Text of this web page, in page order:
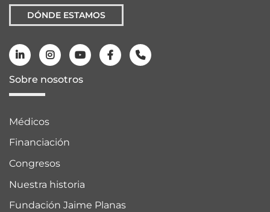
DÓNDE ESTAMOS
Sobre nosotros
Médicos
Financiación
Congresos
Nuestra historia
Fundación Jaime Planas